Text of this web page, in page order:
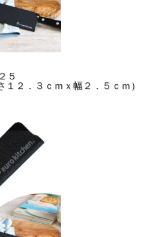
５
１２．３ｃｍｘ幅２．５ｃｍ）